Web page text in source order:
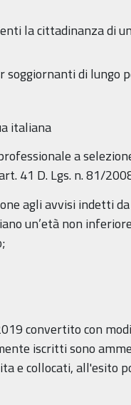
la cittadinanza di
di lungo
italiana
a
41 D. Lgs. n. 81/
agli avvisi indetti
un’età non
convertito con
iscritti sono
e collocati, all'esito